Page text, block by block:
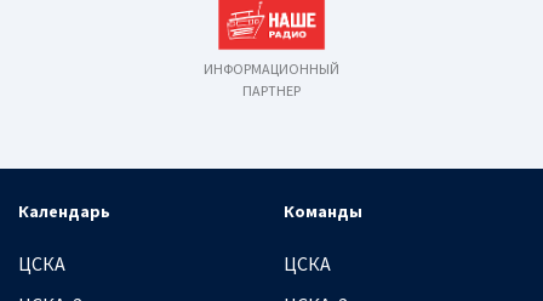
ИНФОРМАЦИОННЫЙ
ПАРТНЕР
Календарь
ЦСКА
Команды
ЦСКА